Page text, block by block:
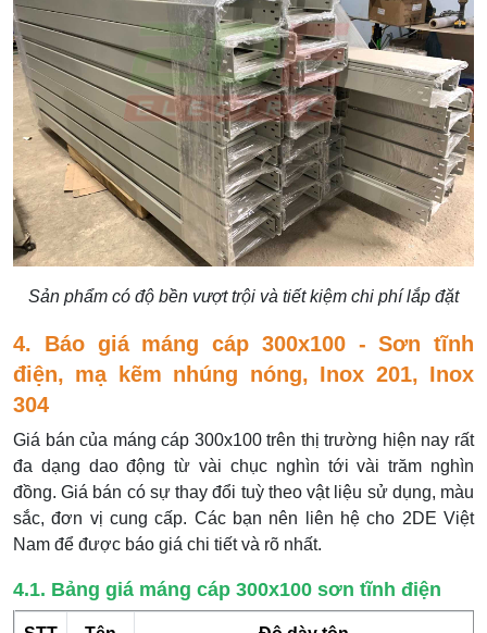
Sản phẩm có độ bền vượt trội và tiết kiệm chi phí lắp đặt
4. Báo giá máng cáp 300x100 - Sơn tĩnh
điện, mạ kẽm nhúng nóng, Inox 201, Inox
304
Giá bán của máng cáp 300x100 trên thị trường hiện nay rất
đa dạng dao động từ vài chục nghìn tới vài trăm nghìn
đồng. Giá bán có sự thay đổi tuỳ theo vật liệu sử dụng, màu
sắc, đơn vị cung cấp. Các bạn nên liên hệ cho 2DE Việt
Nam để được báo giá chi tiết và rõ nhất.
4.1. Bảng giá máng cáp 300x100 sơn tĩnh điện